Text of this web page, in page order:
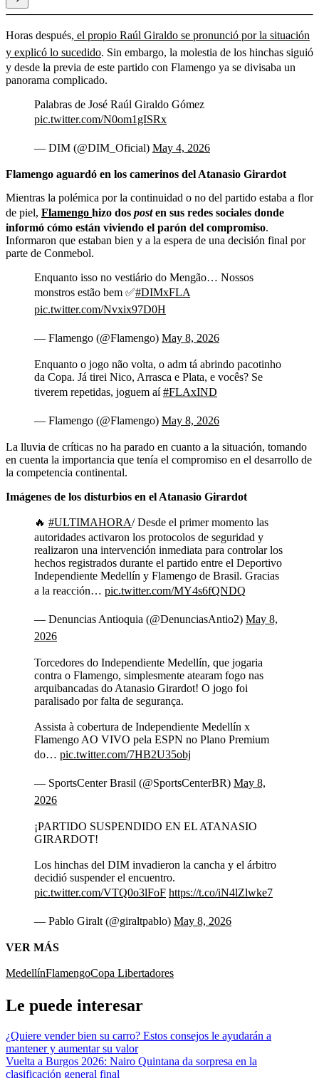
Horas después, el propio Raúl Giraldo se pronunció por la situación
y explicó lo sucedido. Sin embargo, la molestia de los hinchas siguió
y desde la previa de este partido con Flamengo ya se divisaba un
panorama complicado.
Palabras de José Raúl Giraldo Gómez
pic.twitter.com/N0om1gISRx
— DIM (@DIM_Oficial) May 4, 2026
Flamengo aguardó en los camerinos del Atanasio Girardot
Mientras la polémica por la continuidad o no del partido estaba a flor
de piel, Flamengo hizo dos posten sus redes sociales donde
informó cómo están viviendo el parón del compromiso.
Informaron que estaban bien y a la espera de una decisión final por
parte de Conmebol.
Enquanto isso no vestiário do Mengão… Nossos
monstros estão bem ✅#DIMxFLA
pic.twitter.com/Nvxix97D0H
— Flamengo (@Flamengo) May 8, 2026
Enquanto o jogo não volta, o adm tá abrindo pacotinho
da Copa. Já tirei Nico, Arrasca e Plata, e vocês? Se
tiverem repetidas, joguem aí#FLAxIND
— Flamengo (@Flamengo) May 8, 2026
La lluvia de críticas no ha parado en cuanto a la situación, tomando
en cuenta la importancia que tenía el compromiso en el desarrollo de
la competencia continental.
Imágenes de los disturbios en el Atanasio Girardot
🔥 #ULTIMAHORA/ Desde el primer momento las
autoridades activaron los protocolos de seguridad y
realizaron una intervención inmediata para controlar los
hechos registrados durante el partido entre el Deportivo
Independiente Medellín y Flamengo de Brasil. Gracias
a la reacción… pic.twitter.com/MY4s6fQNDQ
— Denuncias Antioquia (@DenunciasAntio2) May 8,
2026
Torcedores do Independiente Medellín, que jogaria
contra o Flamengo, simplesmente atearam fogo nas
arquibancadas do Atanasio Girardot! O jogo foi
paralisado por falta de segurança.
Assista à cobertura de Independiente Medellín x
Flamengo AO VIVO pela ESPN no Plano Premium
do… pic.twitter.com/7HB2U35obj
— SportsCenter Brasil (@SportsCenterBR) May 8,
2026
¡PARTIDO SUSPENDIDO EN EL ATANASIO
GIRARDOT!
Los hinchas del DIM invadieron la cancha y el árbitro
decidió suspender el encuentro.
pic.twitter.com/VTQ0o3lFoF https://t.co/iN4lZlwke7
— Pablo Giralt (@giraltpablo) May 8, 2026
VER MÁS
MedellínFlamengoCopa Libertadores
Le puede interesar
¿Quiere vender bien su carro? Estos consejos le ayudarán a
mantener y aumentar su valor
Vuelta a Burgos 2026: Nairo Quintana da sorpresa en la
clasificación general final